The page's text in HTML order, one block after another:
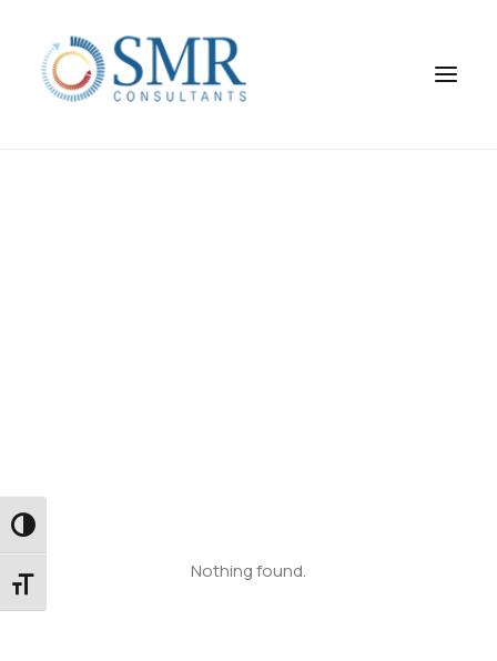
Εναλλαγή Υψηλής Αντίθεσης
Εναλλαγή Μεγέθους Γραμμάτων
Nothing found.